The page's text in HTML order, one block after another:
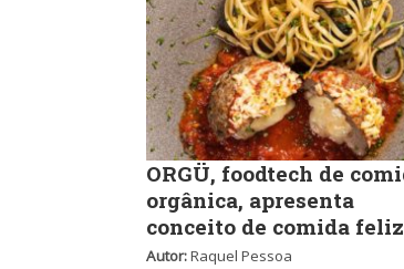
ORGÜ, foodtech de
orgânica, apresenta
conceito de comida feliz
Autor:Raquel Pessoa